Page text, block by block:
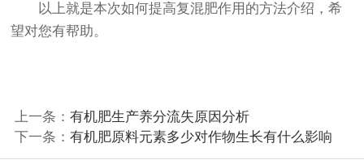
以上就是本次如何提高复混肥作用的方法介绍，希
望对您有帮助。
上一条： 有机肥生产养分流失原因分析
下一条： 有机肥原料元素多少对作物生长有什么影响